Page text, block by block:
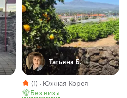
Татьяна Б.
(1)
Южная Корея
Без визы